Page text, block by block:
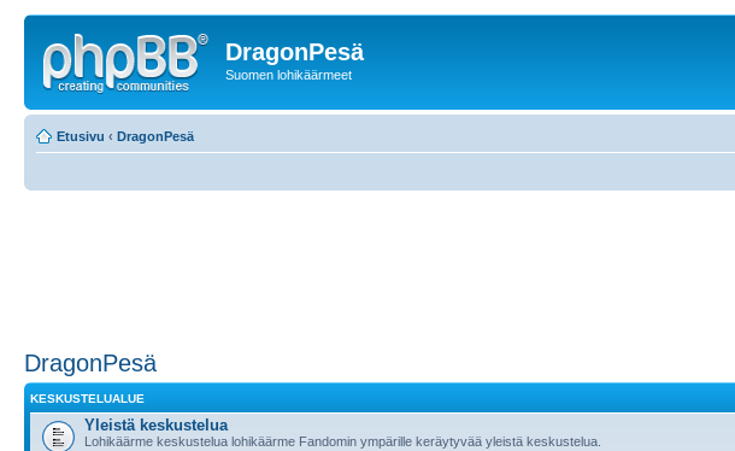
DragonPesä
Suomen lohikäärmeet
Etusivu ‹ DragonPesä
DragonPesä
KESKUSTELUALUE
Yleistä keskustelua
Lohikäärme keskustelua lohikäärme Fandomin ympärille keräytyvää yleistä keskustelua.